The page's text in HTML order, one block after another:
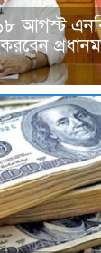
১৮ আগস্ট